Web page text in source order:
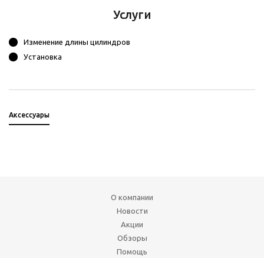
Услуги
Изменение длины цилиндров
Установка
Аксессуары
О компании
Новости
Акции
Обзоры
Помощь